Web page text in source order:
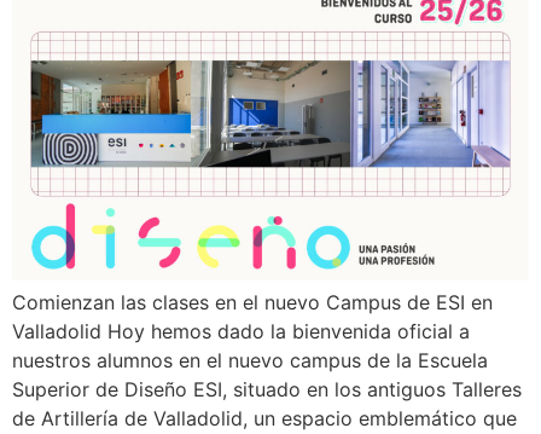
Comienzan las clases en el nuevo Campus de ESI en
Valladolid Hoy hemos dado la bienvenida oficial a
nuestros alumnos en el nuevo campus de la Escuela
Superior de Diseño ESI, situado en los antiguos Talleres
de Artillería de Valladolid, un espacio emblemático que